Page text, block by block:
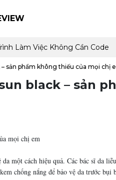
Làm Việc Không Cần Code
sản phẩm không thiếu của mọi chị
black – sản
mọi chị em
một cách hiệu quả. Các bác sĩ da
chống nắng để bảo vệ da trước bụi